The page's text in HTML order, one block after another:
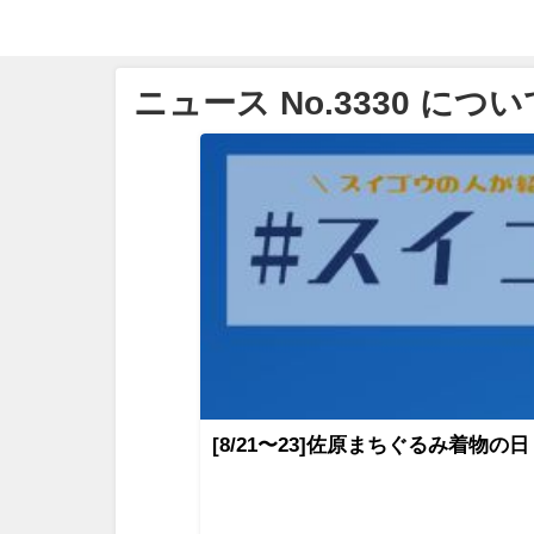
ニュース No.3330 につい
[8/21〜23]佐原まちぐるみ着物の日